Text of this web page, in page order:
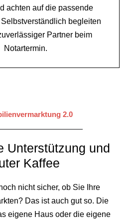
achten auf die passende
begleiten
Partner beim
Notartermin.
2.0
Unterstützung und
Kaffee
nicht sicher, ob Sie Ihre
Das ist auch gut so. Die
eigene Haus oder die eigene